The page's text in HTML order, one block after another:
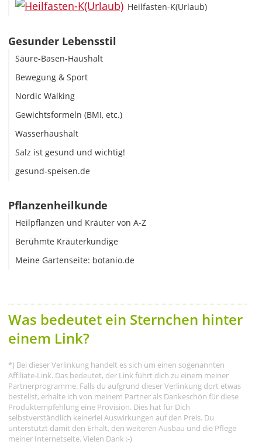
Heilfasten-K(Urlaub)
Gesunder Lebensstil
Säure-Basen-Haushalt
Bewegung & Sport
Nordic Walking
Gewichtsformeln (BMI, etc.)
Wasserhaushalt
Salz ist gesund und wichtig!
gesund-speisen.de
Pflanzenheilkunde
Heilpflanzen und Kräuter von A-Z
Berühmte Kräuterkundige
Meine Gartenseite: botanio.de
Was bedeutet ein Sternchen hinter
einem Link?
*) Bei dieser Verlinkung handelt es sich um einen sogenannten
Affiliate-Link. Das bedeutet, der Link führt dich zu einem meiner
Partnerprogramme. Falls du aufgrund dieser Verlinkung dort etwas
bestellst, erhalte ich von meinem Partner als Dankeschön für diese
Produktempfehlung eine Provision. Dies hat für Dich
selbstverständlich keinerlei Auswirkungen auf den Preis. Du
unterstützt damit den Erhalt, den weiteren Ausbau und die Pflege
meiner Internetseite. Vielen Dank :-)